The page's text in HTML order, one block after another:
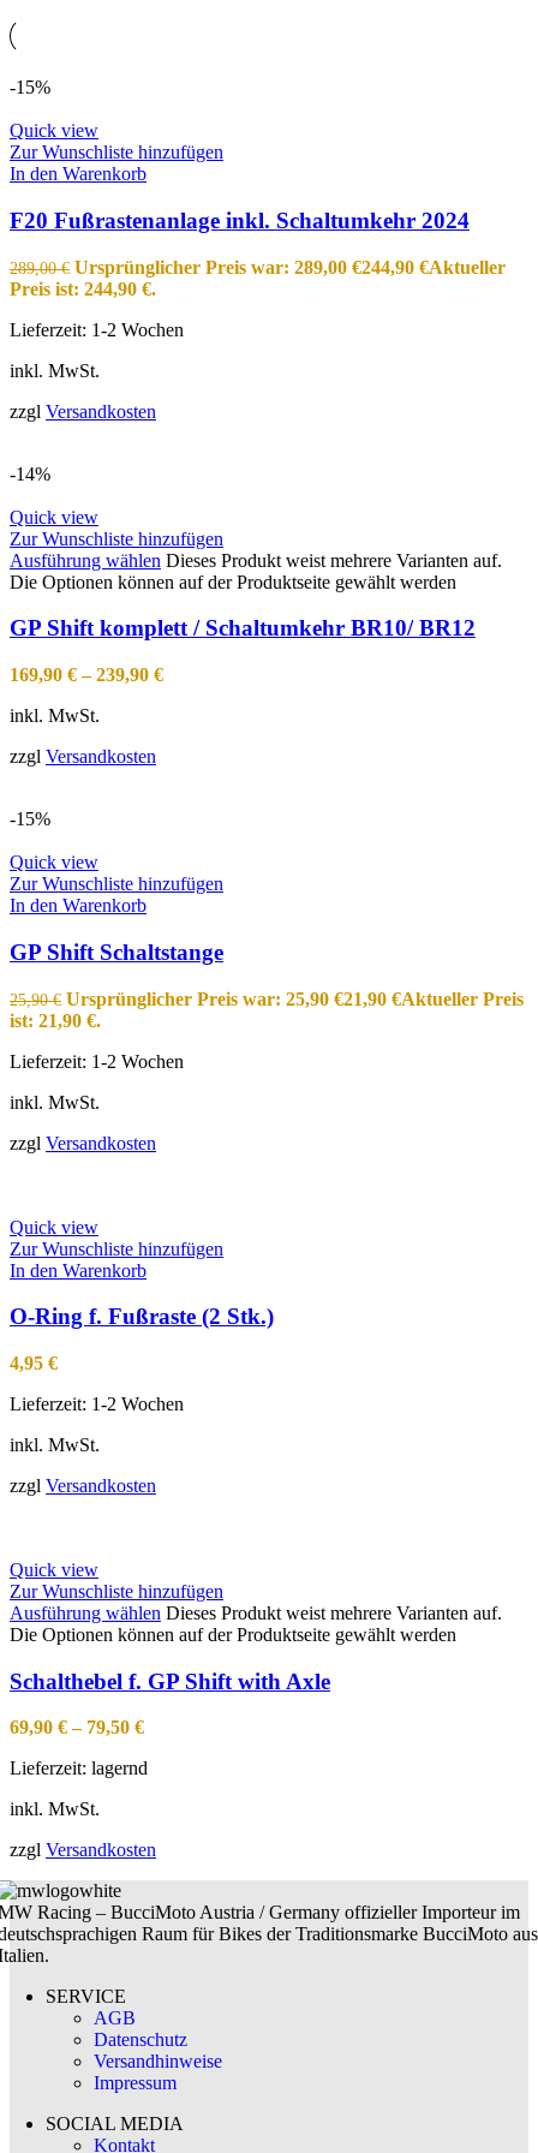
-15%
Quick view
Zur Wunschliste hinzufügen
In den Warenkorb
F20 Fußrastenanlage inkl. Schaltumkehr 2024
289,00€ Ursprünglicher Preis war: 289,00 €244,90 €Aktueller
Preis ist: 244,90 €.
Lieferzeit: 1-2 Wochen
inkl. MwSt.
zzgl Versandkosten
-14%
Quick view
Zur Wunschliste hinzufügen
Ausführung wählen Dieses Produkt weist mehrere Varianten auf.
Die Optionen können auf der Produktseite gewählt werden
GP Shift komplett / Schaltumkehr BR10/ BR12
169,90 €–239,90 €
inkl. MwSt.
zzgl Versandkosten
-15%
Quick view
Zur Wunschliste hinzufügen
In den Warenkorb
GP Shift Schaltstange
25,90€ Ursprünglicher Preis war: 25,90 €21,90 €Aktueller Preis
ist: 21,90 €.
Lieferzeit: 1-2 Wochen
inkl. MwSt.
zzgl Versandkosten
Quick view
Zur Wunschliste hinzufügen
In den Warenkorb
O-Ring f. Fußraste (2 Stk.)
4,95 €
Lieferzeit: 1-2 Wochen
inkl. MwSt.
zzgl Versandkosten
Quick view
Zur Wunschliste hinzufügen
Ausführung wählen Dieses Produkt weist mehrere Varianten auf.
Die Optionen können auf der Produktseite gewählt werden
Schalthebel f. GP Shift with Axle
69,90 €– 79,50 €
Lieferzeit: lagernd
inkl. MwSt.
zzgl Versandkosten
Racing – BucciMoto Austria / Germany offizieller Importeur im
Raum für Bikes der Traditionsmarke BucciMoto aus
SERVICE
AGB
Datenschutz
Versandhinweise
Impressum
SOCIAL MEDIA
Kontakt